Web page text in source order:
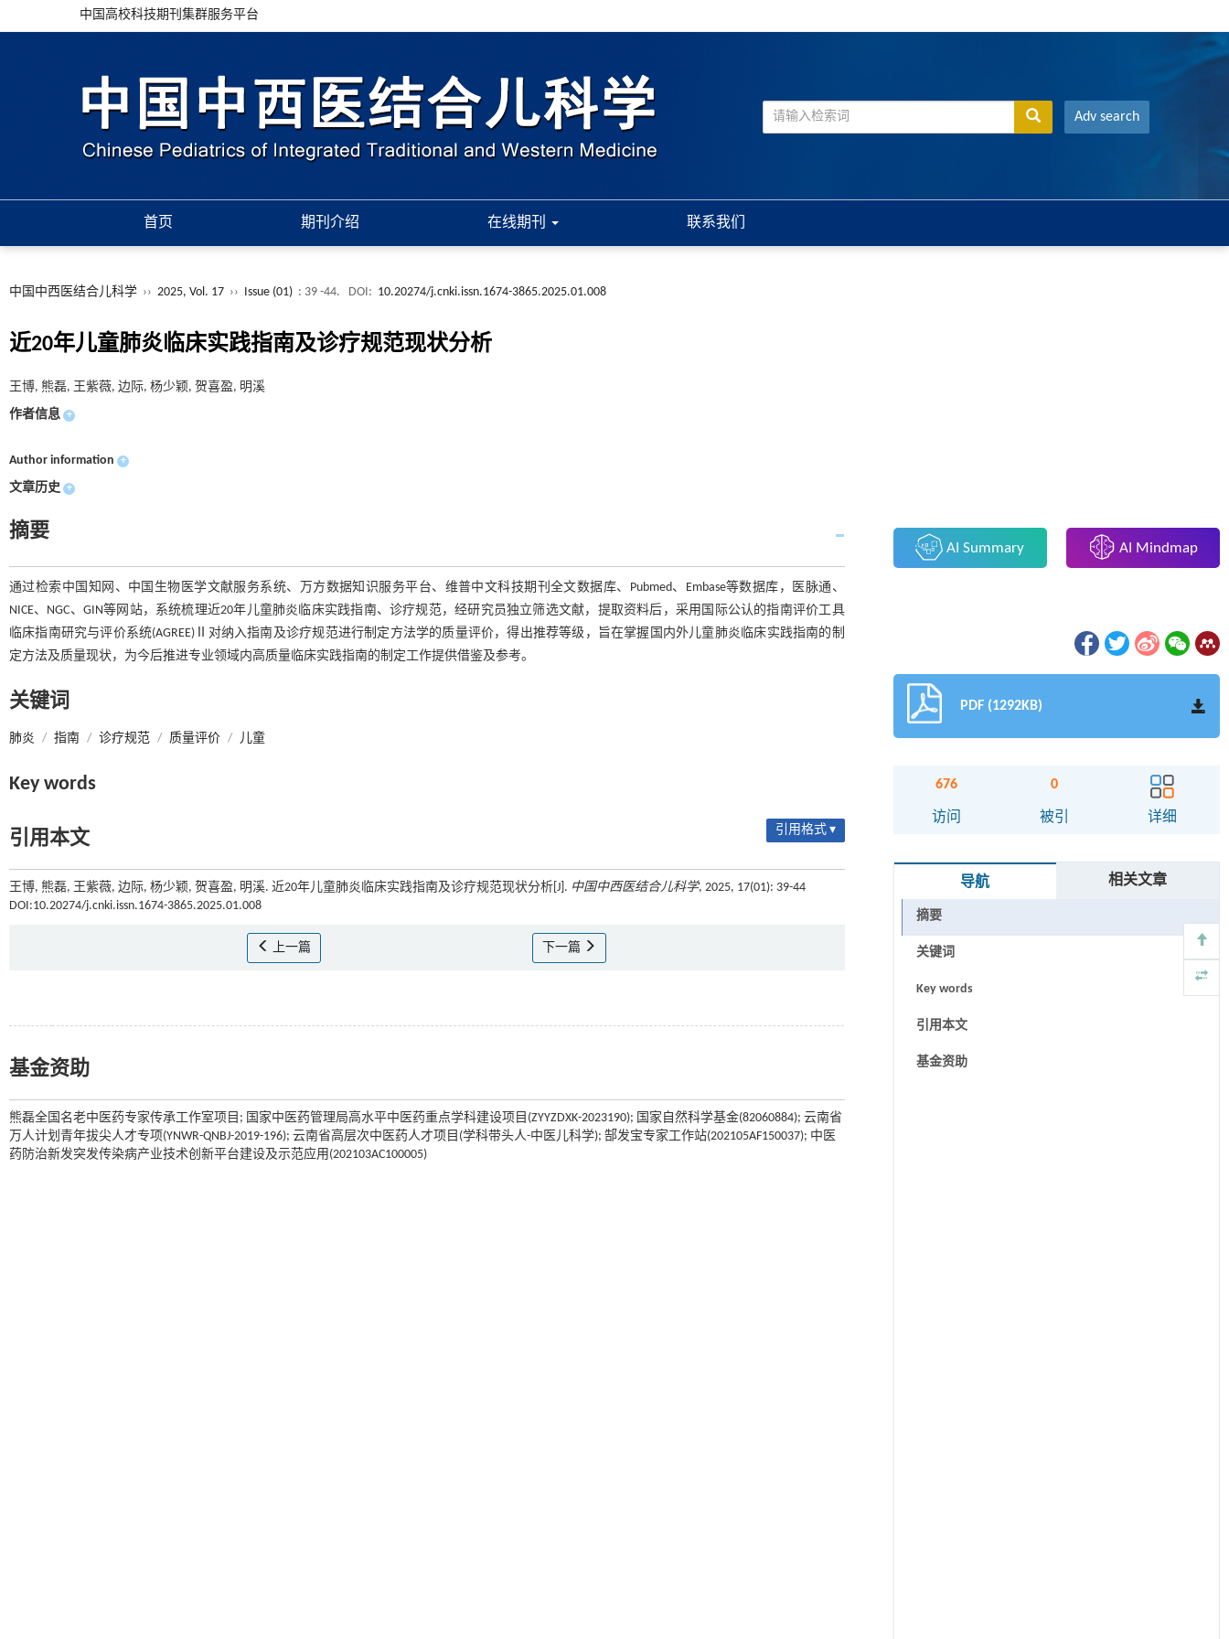
中国高校科技期刊集群服务平台
Adv search
首页 期刊介绍 在线期刊 联系我们
中国中西医结合儿科学 ›› 2025, Vol. 17 ›› Issue (01) : 39 -44. DOI: 10.20274/j.cnki.issn.1674-3865.2025.01.008
近20年儿童肺炎临床实践指南及诊疗规范现状分析
王博, 熊磊, 王紫薇, 边际, 杨少颖, 贺喜盈, 明溪
作者信息 +
Author information +
文章历史 +
摘要
通过检索中国知网、中国生物医学文献服务系统、万方数据知识服务平台、维普中文科技期刊全文数据库、Pubmed、Embase等数据库，医脉通、
NICE、NGC、GIN等网站，系统梳理近20年儿童肺炎临床实践指南、诊疗规范，经研究员独立筛选文献，提取资料后，采用国际公认的指南评价工具
临床指南研究与评价系统(AGREE)Ⅱ对纳入指南及诊疗规范进行制定方法学的质量评价，得出推荐等级，旨在掌握国内外儿童肺炎临床实践指南的制
定方法及质量现状，为今后推进专业领域内高质量临床实践指南的制定工作提供借鉴及参考。
关键词
肺炎 / 指南 / 诊疗规范 / 质量评价 / 儿童
Key words
引用本文 引用格式 ▾
王博, 熊磊, 王紫薇, 边际, 杨少颖, 贺喜盈, 明溪. 近20年儿童肺炎临床实践指南及诊疗规范现状分析[J]. 中国中西医结合儿科学, 2025, 17(01): 39-44
DOI:10.20274/j.cnki.issn.1674-3865.2025.01.008
上一篇 下一篇
基金资助
熊磊全国名老中医药专家传承工作室项目; 国家中医药管理局高水平中医药重点学科建设项目(ZYYZDXK-2023190); 国家自然科学基金(82060884); 云南省
万人计划青年拔尖人才专项(YNWR-QNBJ-2019-196); 云南省高层次中医药人才项目(学科带头人-中医儿科学); 郜发宝专家工作站(202105AF150037); 中医
药防治新发突发传染病产业技术创新平台建设及示范应用(202103AC100005)
AI Summary AI Mindmap
PDF (1292KB)
676
访问
0
被引 详细
导航 相关文章
摘要
关键词
Key words
引用本文
基金资助